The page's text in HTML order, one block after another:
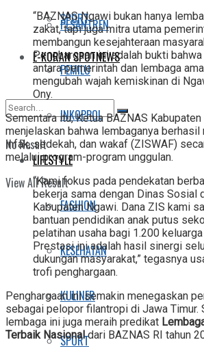
SPORT
E-KORAN SPOTNEWS
No Result
View All Result
PESANTREN
PEMILU
INKOPPOL
LIFESTYLE
FASHION
KESEHATAN
KULINER
SPORT
“BAZNAS Ngawi bukan hanya
zakat, tapi juga mitra utama
membangun kesejahteraan
Penghargaan ini adalah bukti
antara pemerintah dan lembaga
mengubah wajah kemiskinan di
Ony.
Sementara itu, Ketua BAZNAS
menjelaskan bahwa lembaganya berhasil
infak, sedekah, dan wakaf (ZISWAF)
melalui program-program unggulan.
“Kami fokus pada pendekatan
bekerja sama dengan Dinas Sosial
Kabupaten Ngawi. Dana ZIS kami
bantuan pendidikan anak putus
pelatihan usaha bagi 1.200
Prestasi ini adalah hasil sinergi
dukungan masyarakat,” tegasnya
trofi penghargaan.
Penghargaan ini semakin menegaskan
sebagai pelopor filantropi di Jawa Timur.
lembaga ini juga meraih predikat
Terbaik Nasionaldari BAZNAS RI tahun